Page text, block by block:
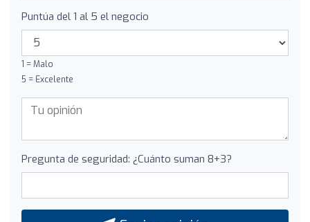
Puntúa del 1 al 5 el negocio
1 = Malo
5 = Excelente
Pregunta de seguridad: ¿Cuánto suman 8+3?